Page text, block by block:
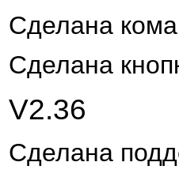
Сделана
Сделана
V2.36
Сделана